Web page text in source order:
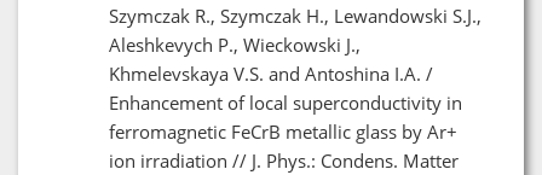
Szymczak R., Szymczak H., Lewandowski S.J.,
Aleshkevych P., Wieckowski J.,
Khmelevskaya V.S. and Antoshina I.A. /
Enhancement of local superconductivity in
ferromagnetic FeCrB metallic glass by Ar+
ion irradiation // J. Phys.: Condens. Matter